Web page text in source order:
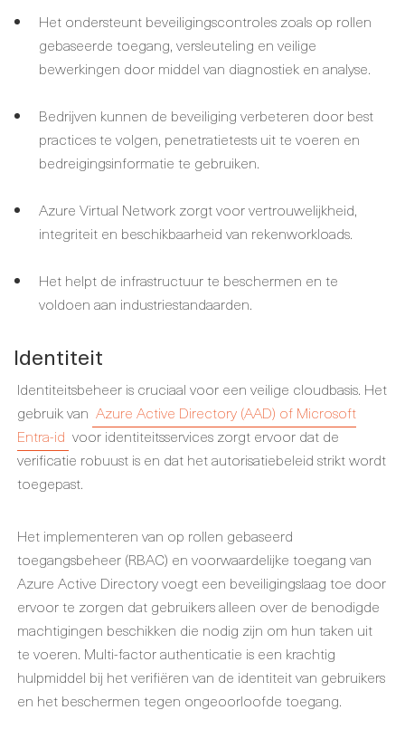
Het ondersteunt beveiligingscontroles zoals op rollen
gebaseerde toegang, versleuteling en veilige
bewerkingen door middel van diagnostiek en analyse.
Bedrijven kunnen de beveiliging verbeteren door best
practices te volgen, penetratietests uit te voeren en
bedreigingsinformatie te gebruiken.
Azure Virtual Network zorgt voor vertrouwelijkheid,
integriteit en beschikbaarheid van rekenworkloads.
Het helpt de infrastructuur te beschermen en te
voldoen aan industriestandaarden.
Identiteit
Identiteitsbeheer is cruciaal voor een veilige cloudbasis. Het
gebruik van Azure Active Directory (AAD) of Microsoft
Entra-id voor identiteitsservices zorgt ervoor dat de
verificatie robuust is en dat het autorisatiebeleid strikt wordt
toegepast.
Het implementeren van op rollen gebaseerd
toegangsbeheer (RBAC) en voorwaardelijke toegang van
Azure Active Directory voegt een beveiligingslaag toe door
ervoor te zorgen dat gebruikers alleen over de benodigde
machtigingen beschikken die nodig zijn om hun taken uit
te voeren. Multi-factor authenticatie is een krachtig
hulpmiddel bij het verifiëren van de identiteit van gebruikers
en het beschermen tegen ongeoorloofde toegang.